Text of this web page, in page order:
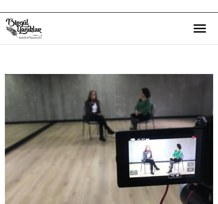
Gezi ve Kültür Yazılarım
Röportajlarım
Destek Olduğum Projeler